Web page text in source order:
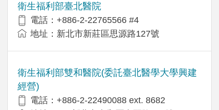
衛生福利部臺北醫院
電話：+886-2-22765566 #4
地址：新北市新莊區思源路127號
衛生福利部雙和醫院(委託臺北醫學大學興建
經營)
電話：+​886-2-22490088 ext. 8682